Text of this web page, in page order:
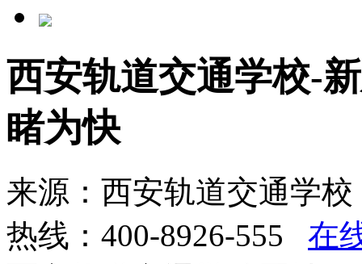
西安轨道交通学校-
睹为快
来源：西安轨道交通学
热线：400-8926-555 在